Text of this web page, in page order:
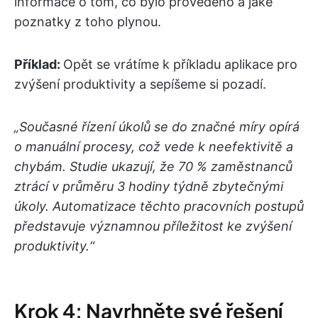
poznatky z toho plynou.
Příklad: Opět se vrátíme k příkladu aplikace pro
zvýšení produktivity a sepíšeme si pozadí.
„Současné řízení úkolů se do značné míry opírá
o manuální procesy, což vede k neefektivitě a
chybám. Studie ukazují, že 70 % zaměstnanců
ztrácí v průměru 3 hodiny týdně zbytečnými
úkoly. Automatizace těchto pracovních postupů
představuje významnou příležitost ke zvýšení
produktivity.“
Krok 4: Navrhněte své řešení